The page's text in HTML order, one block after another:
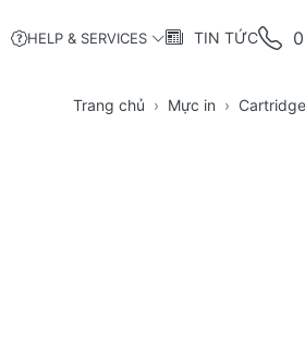
HELP & SERVICES TIN TỨC
Trang chủ Mực in